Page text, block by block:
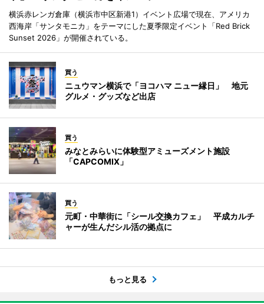
横浜赤レンガ倉庫（横浜市中区新港1）イベント広場で現在、アメリカ
西海岸「サンタモニカ」をテーマにした夏季限定イベント「Red Brick
Sunset 2026」が開催されている。
買う
ニュウマン横浜で「ヨコハマ ニュー縁日」 地元
グルメ・グッズなど出店
買う
みなとみらいに体験型アミューズメント施設
「CAPCOMIX」
買う
元町・中華街に「シール交換カフェ」 平成カルチ
ャーが生んだシル活の拠点に
もっと見る